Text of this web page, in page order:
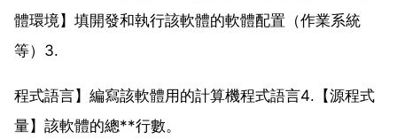
體環境】填開發和執行該軟體的軟體配置（作業系統
等）3.
程式語言】編寫該軟體用的計算機程式語言4.【源程式
量】該軟體的總**行數。